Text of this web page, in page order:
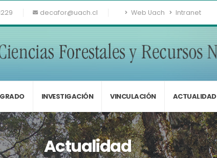
decafor@uach.cl Web Uach Intranet
INVESTIGACIÓN VINCULACIÓN ACTUALIDAD
Actualidad